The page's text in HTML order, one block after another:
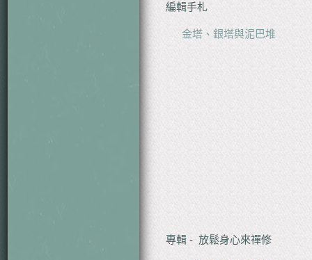
編輯手札
金塔、銀塔與泥巴堆
專輯 - 放鬆身心來禪修